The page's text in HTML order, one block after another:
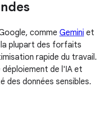
comme Gemini et
plupart des forfaits
rapide du travail.
déploiement de l'IA et
des données sensibles.